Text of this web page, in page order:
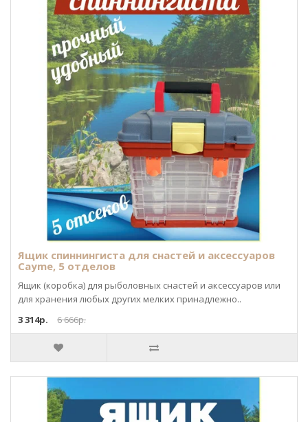
Ящик спиннингиста для снастей и аксессуаров
Cayme, 5 отделов
Ящик (коробка) для рыболовных снастей и аксессуаров или
для хранения любых других мелких принадлежно..
3 314р.
6 666р.